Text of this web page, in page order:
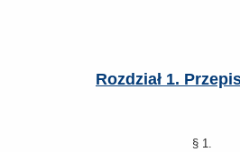
Rozdział 1.
§ 1.